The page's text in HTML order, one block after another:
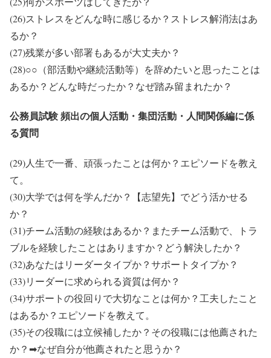
(26)ストレスをどんな時に感じるか？ストレス解消法はあ
るか？
(27)残業が多い部署もあるが大丈夫か？
(28)○○（部活動や継続活動等）を辞めたいと思ったことは
あるか？どんな時だったか？なぜ踏み留まれたか？
公務員試験 頻出の個人活動・集団活動・人間関係編に係
る質問
(29)人生で一番、頑張ったことは何か？エピソードを教え
て。
(30)大学では何を学んだか？【志望先】でどう活かせる
か？
(31)チーム活動の経験はあるか？またチーム活動で、トラ
ブルを経験したことはありますか？どう解決したか？
(32)あなたはリーダータイプか？サポートタイプか？
(33)リーダーに求められる資質は何か？
(34)サポートの役回りで大切なことは何か？工夫したこと
はあるか？エピソードを教えて。
(35)その役職には立候補したか？その役職には他薦された
か？➡なぜ自分が他薦されたと思うか？